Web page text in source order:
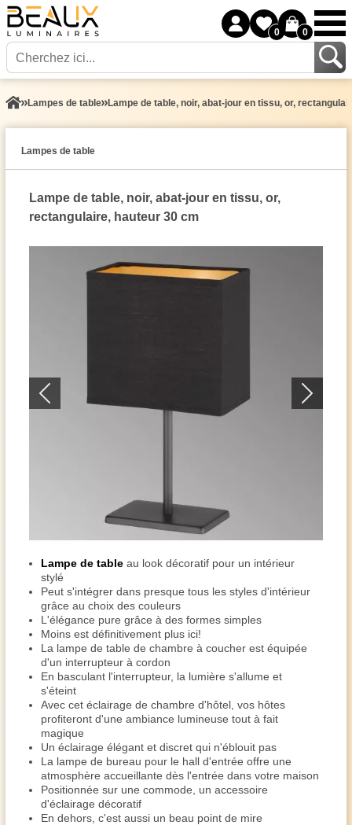
0 0
Lampes de table Lampe de table, noir, abat-jour en tissu, or,
Lampes de table
Lampe de table, noir, abat-jour en tissu, or,
rectangulaire, hauteur 30 cm
Lampe de table au look décoratif pour un intérieur
stylé
Peut s'intégrer dans presque tous les styles d'intérieur
grâce au choix des couleurs
L'élégance pure grâce à des formes simples
Moins est définitivement plus ici!
La lampe de table de chambre à coucher est équipée
d'un interrupteur à cordon
En basculant l'interrupteur, la lumière s'allume et
s'éteint
Avec cet éclairage de chambre d'hôtel, vos hôtes
profiteront d'une ambiance lumineuse tout à fait
magique
Un éclairage élégant et discret qui n'éblouit pas
La lampe de bureau pour le hall d'entrée offre une
atmosphère accueillante dès l'entrée dans votre maison
Positionnée sur une commode, un accessoire
d'éclairage décoratif
En dehors, c'est aussi un beau point de mire